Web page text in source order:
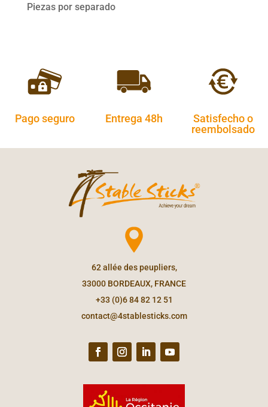
Piezas por separado
Pago seguro Entrega 48h
Satisfecho o
reembolsado
62 allée des peupliers,
33000 BORDEAUX, FRANCE
+33 (0)6 84 82 12 51
contact@4stablesticks.com